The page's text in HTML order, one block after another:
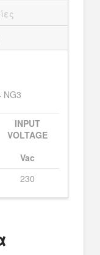
NG3
INPUT
VOLTAGE
Vac
230